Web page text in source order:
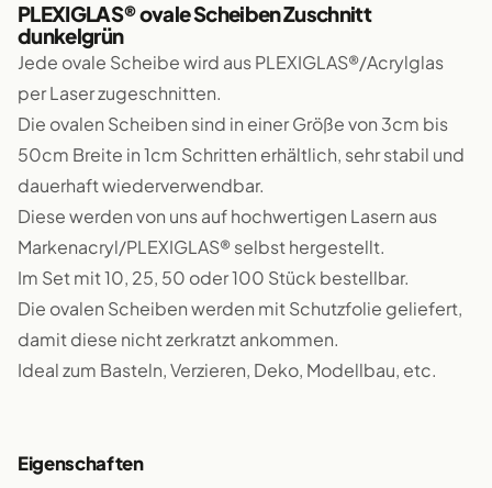
PLEXIGLAS® ovale Scheiben Zuschnitt
dunkelgrün
Jede ovale Scheibe wird aus PLEXIGLAS®/Acrylglas
per Laser zugeschnitten.
Die ovalen Scheiben sind in einer Größe von 3cm bis
50cm Breite in 1cm Schritten erhältlich, sehr stabil und
dauerhaft wiederverwendbar.
Diese werden von uns auf hochwertigen Lasern aus
Markenacryl/PLEXIGLAS® selbst hergestellt.
Im Set mit 10, 25, 50 oder 100 Stück bestellbar.
Die ovalen Scheiben werden mit Schutzfolie geliefert,
damit diese nicht zerkratzt ankommen.
Ideal zum Basteln, Verzieren, Deko, Modellbau, etc.
Eigenschaften